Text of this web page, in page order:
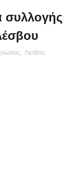
συλλογής
Λεσβος